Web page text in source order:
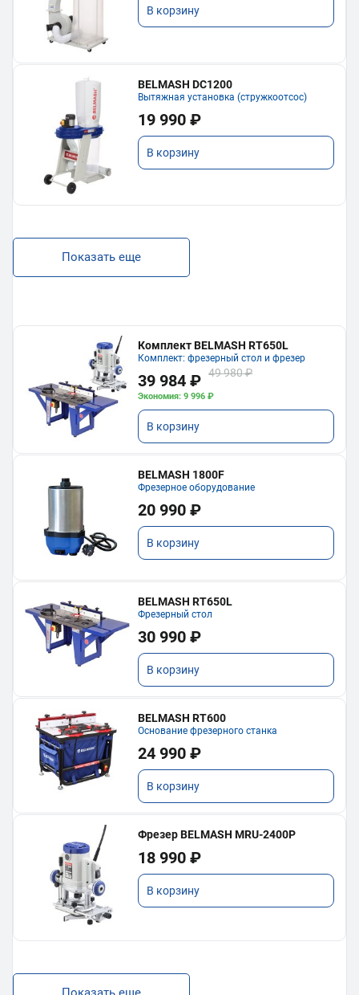
В корзину
BELMASH DC1200
Вытяжная установка (стружкоотсос)
19 990 ₽
В корзину
Показать еще
Комплект BELMASH RT650L
Комплект: фрезерный стол и фрезер
39 984 ₽ 49 980 ₽
Экономия: 9 996 ₽
В корзину
BELMASH 1800F
Фрезерное оборудование
20 990 ₽
В корзину
BELMASH RT650L
Фрезерный стол
30 990 ₽
В корзину
BELMASH RT600
Основание фрезерного станка
24 990 ₽
В корзину
Фрезер BELMASH MRU-2400P
18 990 ₽
В корзину